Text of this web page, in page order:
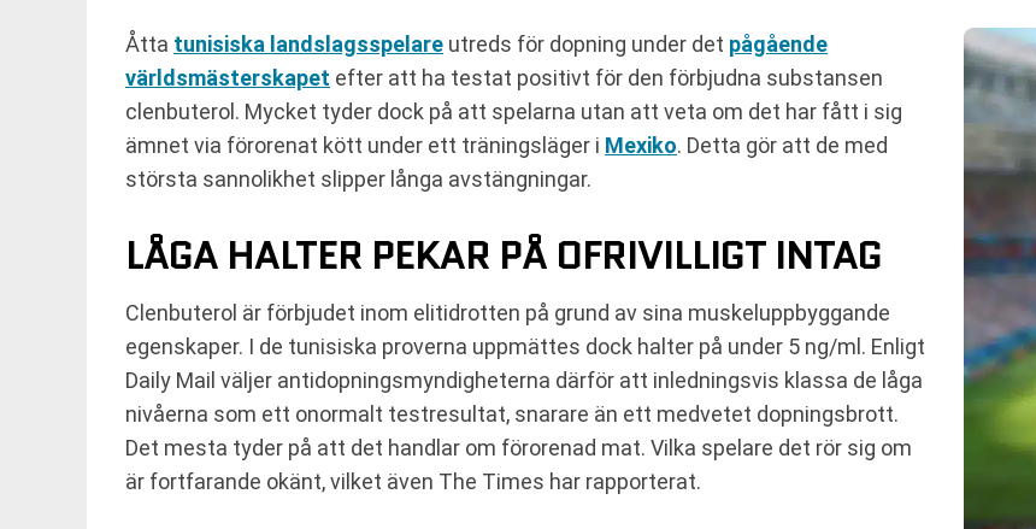
Åtta tunisiska landslagsspelare utreds för dopning under det pågående
världsmästerskapet efter att ha testat positivt för den förbjudna substansen
clenbuterol. Mycket tyder dock på att spelarna utan att veta om det har fått i sig
ämnet via förorenat kött under ett träningsläger i Mexiko. Detta gör att de med
största sannolikhet slipper långa avstängningar.
LÅGA HALTER PEKAR PÅ OFRIVILLIGT INTAG
Clenbuterol är förbjudet inom elitidrotten på grund av sina muskeluppbyggande
egenskaper. I de tunisiska proverna uppmättes dock halter på under 5 ng/ml. Enligt
Daily Mail väljer antidopningsmyndigheterna därför att inledningsvis klassa de låga
nivåerna som ett onormalt testresultat, snarare än ett medvetet dopningsbrott.
Det mesta tyder på att det handlar om förorenad mat. Vilka spelare det rör sig om
är fortfarande okänt, vilket även The Times har rapporterat.